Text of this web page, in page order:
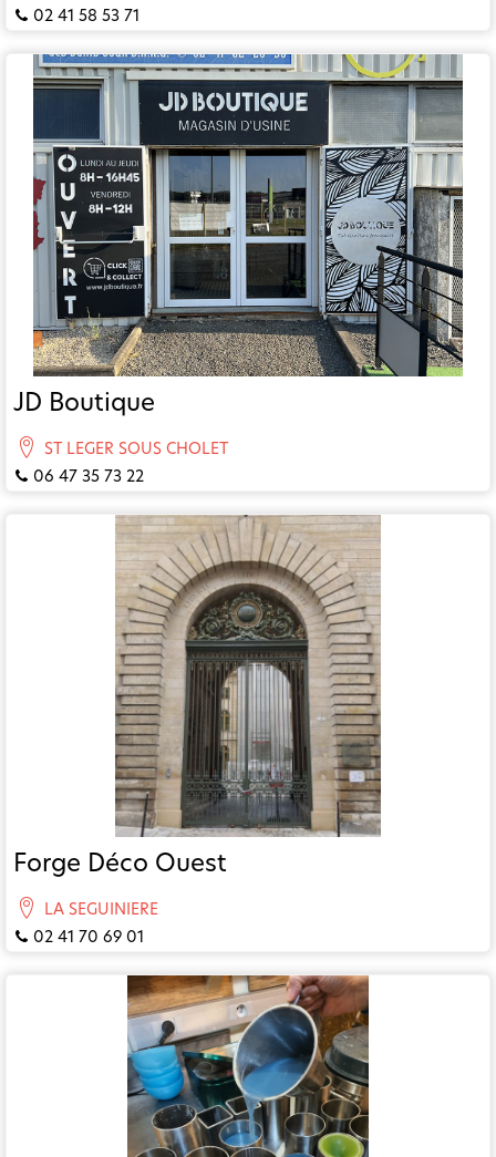
02 41 58 53 71
JD Boutique
ST LEGER SOUS CHOLET
06 47 35 73 22
Forge Déco Ouest
LA SEGUINIERE
02 41 70 69 01